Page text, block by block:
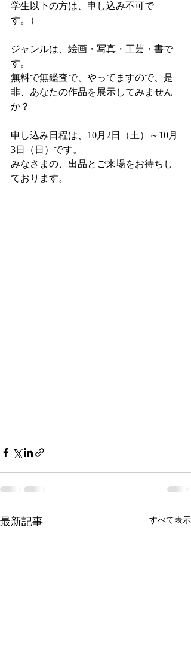
学生以下の方は、申し込み不可で
す。）
ジャンルは、絵画・写真・工芸・書で
す。
無料で無鑑査で、やってますので、是
非、あなたの作品を展示してみません
か？
申し込み日程は、10月2日（土）～10月
3日（日）です。
みなさまの、出品とご来場をお待ちし
ております。
最新記事 すべて表示